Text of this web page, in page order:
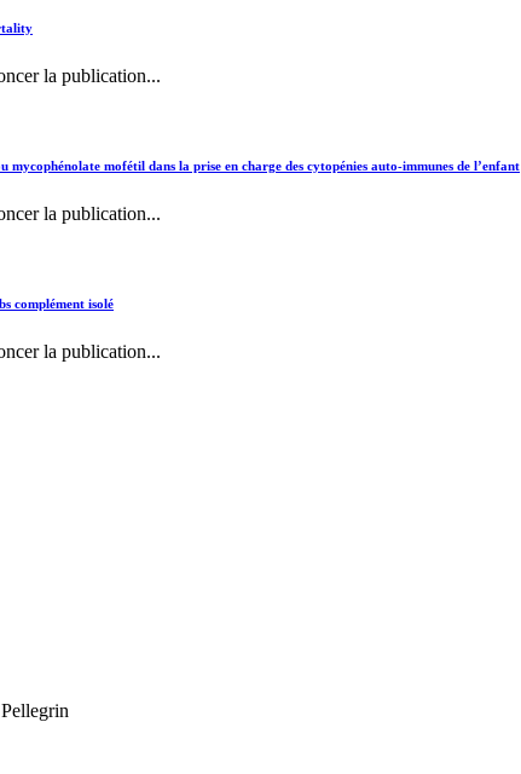
la publication...
mofétil dans la prise en charge des cytopénies auto-immunes de l’enfant
la publication...
complément isolé
la publication...